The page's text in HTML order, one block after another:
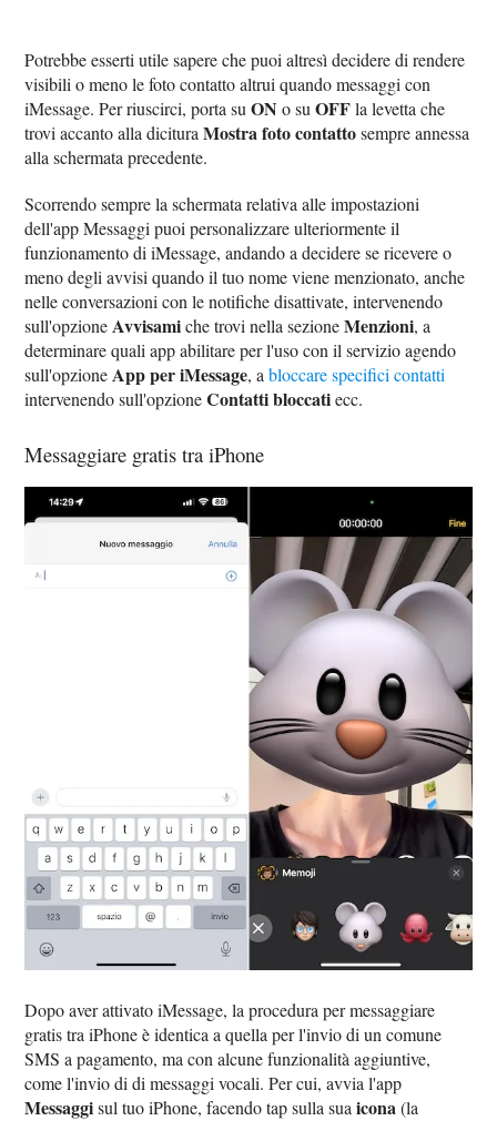
Potrebbe esserti utile sapere che puoi altresì decidere di rendere
visibili o meno le foto contatto altrui quando messaggi con
iMessage. Per riuscirci, porta suON o suOFFla levetta che
trovi accanto alla dicituraMostra foto contattosempre annessa
alla schermata precedente.
Scorrendo sempre la schermata relativa alle impostazioni
dell'app Messaggi puoi personalizzare ulteriormente il
funzionamento di iMessage, andando a decidere se ricevere o
meno degli avvisi quando il tuo nome viene menzionato, anche
nelle conversazioni con le notifiche disattivate, intervenendo
sull'opzione Avvisamiche trovi nella sezioneMenzioni, a
determinare quali app abilitare per l'uso con il servizio agendo
sull'opzione App per iMessage, abloccare specifici contatti
intervenendo sull'opzioneContatti bloccatiecc.
Messaggiare gratis tra iPhone
Dopo aver attivato iMessage, la procedura per messaggiare
gratis tra iPhone è identica a quella per l'invio di un comune
SMS a pagamento, ma con alcune funzionalità aggiuntive,
come l'invio di di messaggi vocali. Per cui, avvia l'app
Messaggisul tuo iPhone, facendo tap sulla suaicona(la